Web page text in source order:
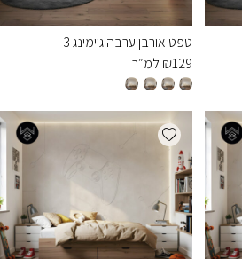
טפט אורבן ערבה גיימינג 3
₪129 למ״ר
Add wishlist